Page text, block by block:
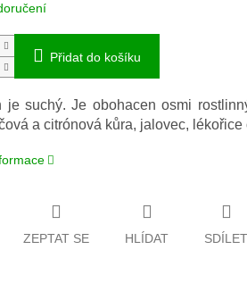
Přidat do košíku
je suchý. Je obohacen osmi
a citrónová kůra, jalovec, lékořice
ZEPTAT SE HLÍDAT SDÍLET